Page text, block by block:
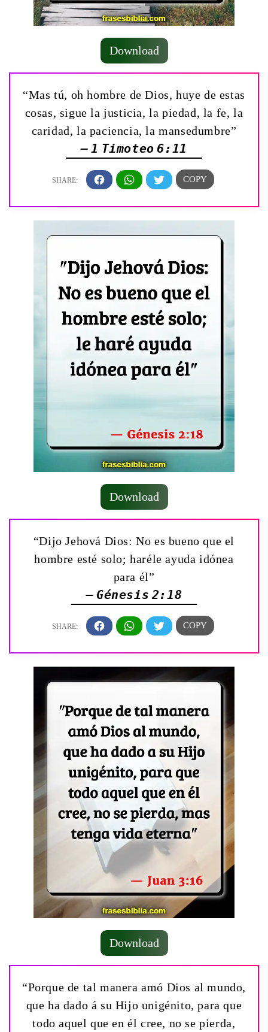
Download
“Mas tú, oh hombre de Dios, huye de estas
cosas, sigue la justicia, la piedad, la fe, la
caridad, la paciencia, la mansedumbre”
— 1 Timoteo 6:11
Download
“Dijo Jehová Dios: No es bueno que el
hombre esté solo; haréle ayuda idónea
para él”
— Génesis 2:18
Download
“Porque de tal manera amó Dios al mundo,
que ha dado á su Hijo unigénito, para que
todo aquel que en él cree, no se pierda,